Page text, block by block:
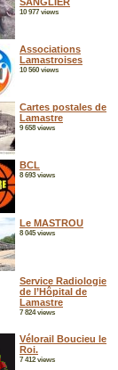
10 977 views
Associations
Lamastroises
10 560 views
Cartes postales de
Lamastre
9 658 views
BCL
8 693 views
Le MASTROU
8 045 views
Service Radiologie
de l’Hôpital de
Lamastre
7 824 views
Vélorail Boucieu le
Roi.
7 412 views